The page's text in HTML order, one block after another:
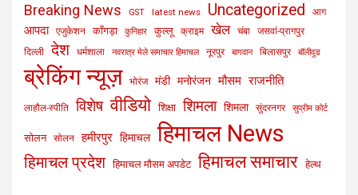
Breaking News GST latest news Uncategorized आग
आपदा एजुकेशन काँगड़ा कुनिहार कुल्लू क्राइम खेल चंबा
जसवां-प्रागपुर
दिल्ली
देश धर्मशाला नवरात्र मेले समाचार हिमाचल नूरपुर बागवान बिलासपुर बॉलीवुड
ब्रेकिंग न्यूज़ भोरंज मंडी मनोरंजन मौसम राजनीति
लाहौल-स्पीति विशेष वीडियो शिक्षा शिमला शिमला सुंदरनगर सुप्रीम कोर्ट
सोलन सोलन हमीरपुर हिमाचल हिमाचल News
हिमाचल प्रदेश हिमाचल मौसम अपडेट हिमाचल समाचार हेल्थ